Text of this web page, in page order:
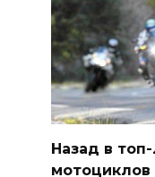
Назад в
мотоциклов